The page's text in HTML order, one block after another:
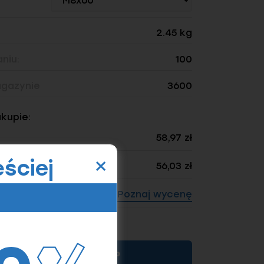
2.45 kg
100
3600
58,97 zł
56,03 zł
Poznaj wycenę
KUP
×